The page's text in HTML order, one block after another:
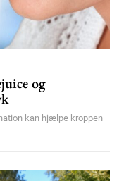
og
kan hjælpe kroppen